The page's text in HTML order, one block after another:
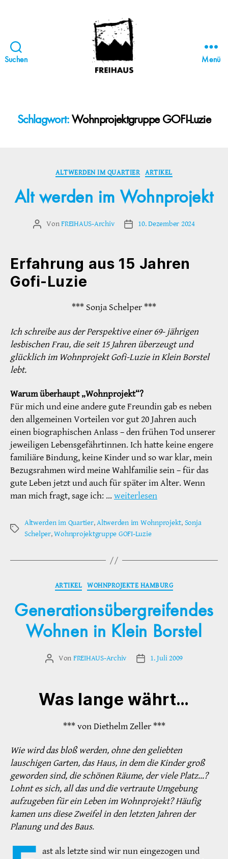
Suchen
STATTBAU
HAMBURG
Menü
Schlagwort: Wohnprojektgruppe GOFI-Luzie
Kategorien
ALTWERDEN IM QUARTIER ARTIKEL
Alt werden im Wohnprojekt
Beitragsautor
VonFREIHAUS-Archiv Veröffentlichungsdatum
10. Dezember 2024
Erfahrung aus 15 Jahren
Gofi-Luzie
*** Sonja Schelper ***
Ich schreibe aus der Perspektive einer 69- jährigen
lesbischen Frau, die seit 15 Jahren überzeugt und
glücklich im Wohnprojekt Gofi-Luzie in Klein Borstel
lebt.
Warum überhaupt „Wohnprojekt“?
Für mich und eine andere gute Freundin gab es neben
den allgemeinen Vorteilen vor gut 20 Jahren auch
einen biographischen Anlass – den frühen Tod unserer
jeweiligen Lebensgefährtinnen. Ich hatte keine engere
familiäre Bindung, keine Kinder und so war klar, mein
Bezugsrahmen wird meine Wahlfamilie sein – für das
gute Leben jetzt und auch für später im Alter. Wenn
man mich fragt, sage ich: … weiterlesen
Schlagwörter
Altwerden im Quartier,Altwerden im Wohnprojekt, Sonja
Schelper,Wohnprojektgruppe GOFI-Luzie
Kategorien
ARTIKEL WOHNPROJEKTE HAMBURG
Generationsübergreifendes
Wohnen in Klein Borstel
Beitragsautor
Von FREIHAUS-Archiv Veröffentlichungsdatum
1. Juli 2009
Was lange währt…
*** von Diethelm Zeller ***
Wie wird das bloß werden, ohne den geliebten
lauschigen Garten, das Haus, in dem die Kinder groß
geworden sind, die schönen Räume, der viele Platz…?
Lohnt es sich, all das und die vertraute Umgebung
aufzugeben für ein Leben im Wohnprojekt? Häufig
kamen uns diese Zweifel in den letzten Jahren der
Planung und des Baus.
ast als letzte sind wir nun eingezogen und